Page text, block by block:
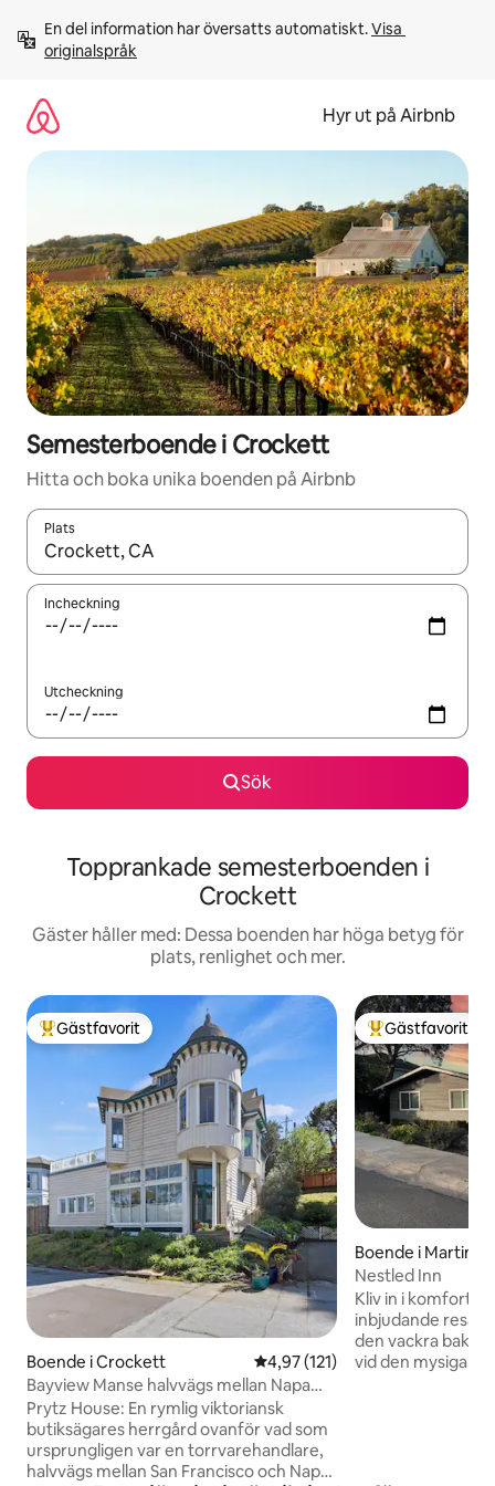
innehåll
En del information har översatts automatiskt. Visa
originalspråk
Hyr ut på Airbnb
Semesterboende i Crockett
Hitta och boka unika boenden på Airbnb
Plats
När resultaten är tillgängliga kan du navigera med upp- och
Incheckning
Utcheckning
Sök
Topprankade semesterboenden i
Crockett
Gäster håller med: Dessa boenden har höga betyg för
plats, renlighet och mer.
Populär gästfavorit
Gästfavorit
Boende i Crockett 4,97 av 5 i genomsnittligt
4,97 (121)
Bayview Manse halvvägs mellan Napa
och San Francisco
Prytz House: En rymlig viktoriansk
butiksägares herrgård ovanför vad som
ursprungligen var en torrvarehandlare,
halvvägs mellan San Francisco och Napa
Populär
Gästfavorit
Boende i Martinez
Nestled Inn
Kliv in i komfort
inbjudande resa
den vackra
vid den mysiga